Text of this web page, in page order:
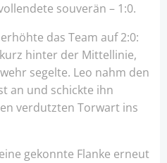
souverän – 1:0.
das Team auf 2:0:
hinter der Mittellinie,
segelte. Leo nahm den
an und schickte ihn
verdutzten Torwart ins
gekonnte Flanke erneut